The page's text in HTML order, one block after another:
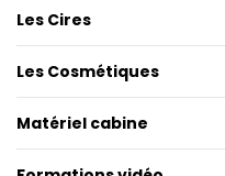
Les Cires
Les Cosmétiques
Matériel cabine